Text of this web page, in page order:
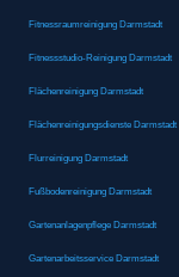
Fitnessraumreinigung Darmstadt
Fitnessstudio-Reinigung Darmstadt
Flächenreinigung Darmstadt
Flächenreinigungsdienste Darmstadt
Flurreinigung Darmstadt
Fußbodenreinigung Darmstadt
Gartenanlagenpflege Darmstadt
Gartenarbeitsservice Darmstadt